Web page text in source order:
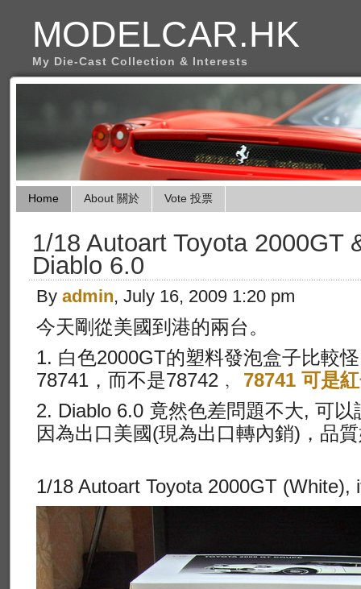
MODELCAR.HK
My Die-Cast Collection & Interests
Home About 關於 Vote 投票
1/18 Autoart Toyota 2000GT
Diablo 6.0
By admin, July 16, 2009 1:20 pm
今天剛從美國到港的兩台。
1. 白色2000GT的塑料發泡盒子比較
78741，而不是78742﹐ 78741 可是
2. Diablo 6.0 竟然色差問題不大, 可
因為出口美國(現為出口轉內銷)，品
1/18 Autoart Toyota 2000GT (White),